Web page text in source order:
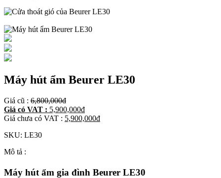
Máy hút ẩm Beurer LE30
Giá cũ : 6,800,000đ
Giá có VAT : 5,900,000đ
Giá chưa có VAT : 5,900,000đ
SKU: LE30
Mô tả :
Máy hút ẩm gia đình Beurer LE30